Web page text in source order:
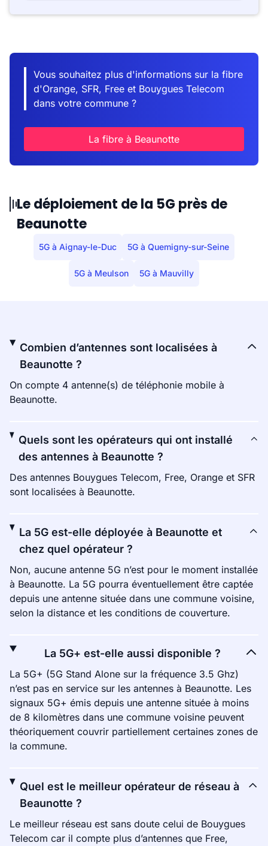
Vous souhaitez plus d'informations sur la fibre
d'Orange, SFR, Free et Bouygues Telecom
dans votre commune ?
La fibre à Beaunotte
Le déploiement de la 5G près de
Beaunotte
5G à Aignay-le-Duc 5G à Quemigny-sur-Seine
5G à Meulson 5G à Mauvilly
Combien d’antennes sont localisées à
Beaunotte ?
On compte 4 antenne(s) de téléphonie mobile à
Beaunotte.
Quels sont les opérateurs qui ont installé
des antennes à Beaunotte ?
Des antennes Bouygues Telecom, Free, Orange et SFR
sont localisées à Beaunotte.
La 5G est-elle déployée à Beaunotte et
chez quel opérateur ?
Non, aucune antenne 5G n’est pour le moment installée
à Beaunotte. La 5G pourra éventuellement être captée
depuis une antenne située dans une commune voisine,
selon la distance et les conditions de couverture.
La 5G+ est-elle aussi disponible ?
La 5G+ (5G Stand Alone sur la fréquence 3.5 Ghz)
n’est pas en service sur les antennes à Beaunotte. Les
signaux 5G+ émis depuis une antenne située à moins
de 8 kilomètres dans une commune voisine peuvent
théoriquement couvrir partiellement certaines zones de
la commune.
Quel est le meilleur opérateur de réseau à
Beaunotte ?
Le meilleur réseau est sans doute celui de Bouygues
Telecom car il compte plus d’antennes que Free,